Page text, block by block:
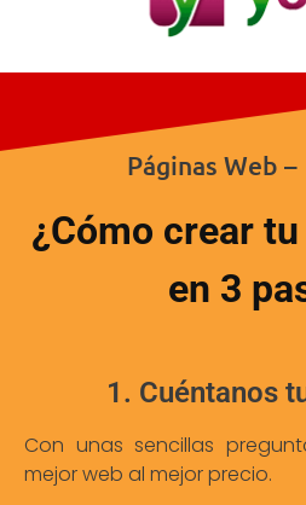
Páginas Web –
¿Cómo crear
en 3
1. Cuéntanos
Con unas sencillas
mejor web al mejor precio.